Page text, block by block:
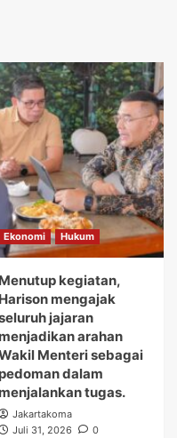
Ekonomi Hukum
Menutup kegiatan,
Harison mengajak
jajaran
menjadikan arahan
Menteri sebagai
pedoman dalam
menjalankan tugas.
Jakartakoma
Juli 31, 2026
0